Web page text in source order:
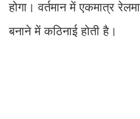
होगा। वर्तमान में एकमात्र
बनाने में कठिनाई होती है।